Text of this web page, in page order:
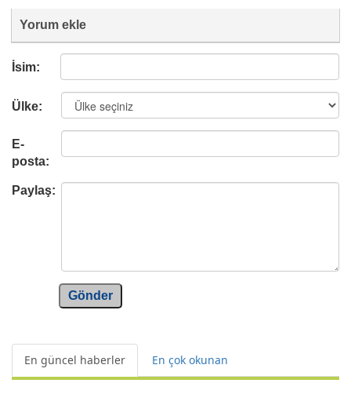
Yorum ekle
İsim:
Ülke:
E-
posta:
Paylaş:
Gönder
En güncel haberler En çok okunan